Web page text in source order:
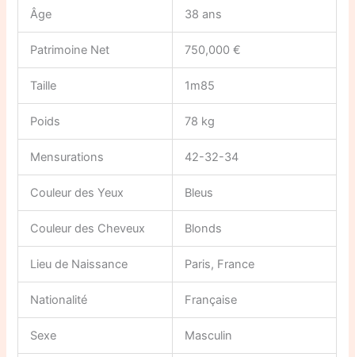
Âge 38 ans
Patrimoine Net 750,000 €
Taille 1m85
Poids 78 kg
Mensurations 42-32-34
Couleur des Yeux Bleus
Couleur des Cheveux Blonds
Lieu de Naissance Paris, France
Nationalité Française
Sexe Masculin